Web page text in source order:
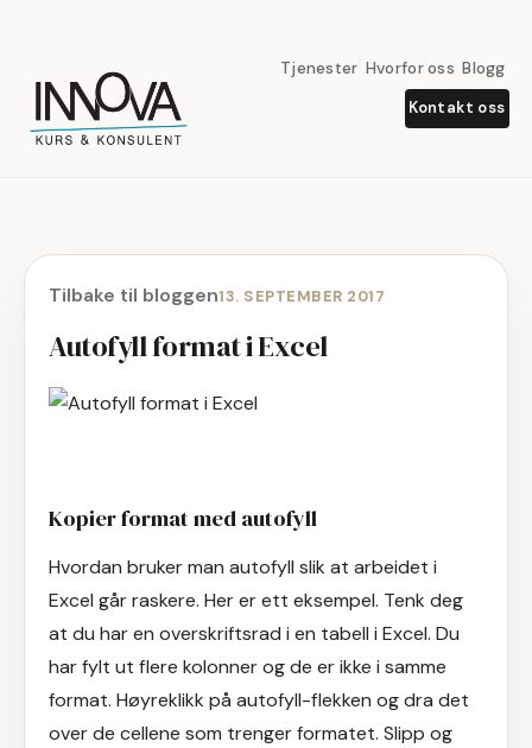
Tjenester Hvorfor oss Blogg
Kontakt oss
Tilbake til bloggen13. SEPTEMBER 2017
Autofyll format i Excel
Kopier format med autofyll
Hvordan bruker man autofyll slik at arbeidet i
Excel går raskere. Her er ett eksempel. Tenk deg
at du har en overskriftsrad i en tabell i Excel. Du
har fylt ut flere kolonner og de er ikke i samme
format. Høyreklikk på autofyll-flekken og dra det
over de cellene som trenger formatet. Slipp og